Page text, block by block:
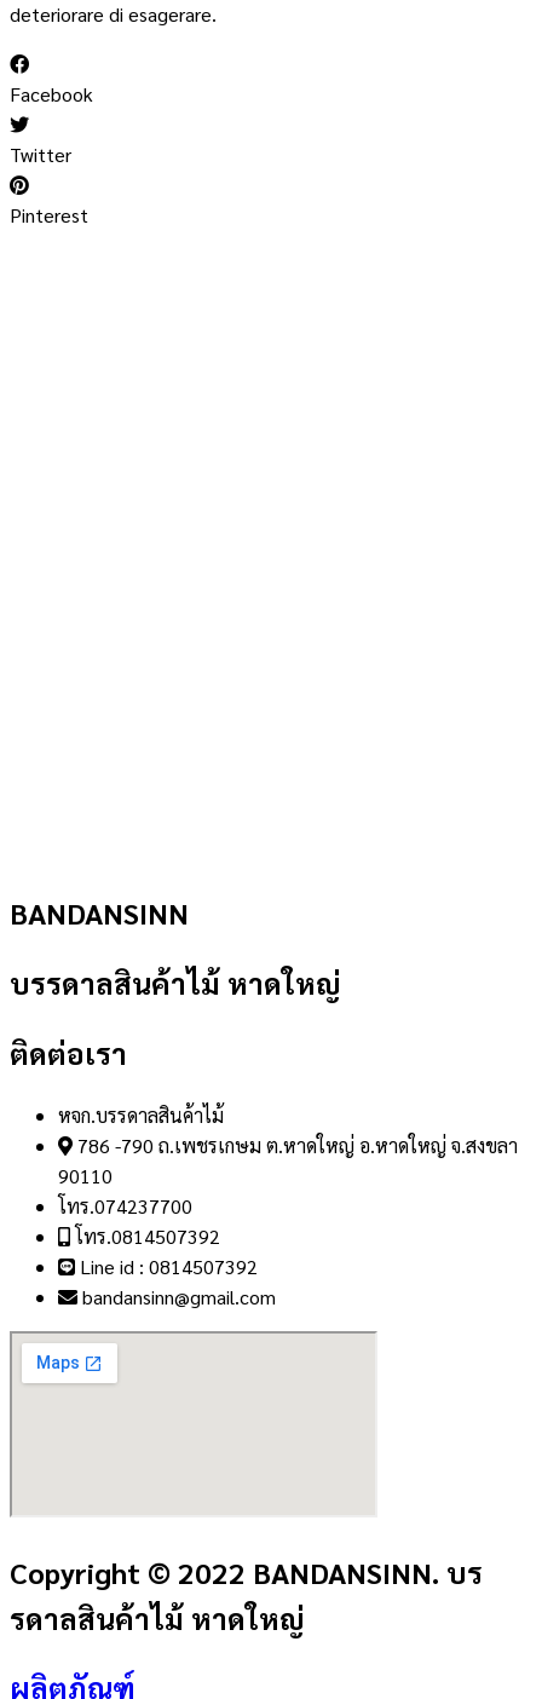
deteriorare di esagerare.
Facebook
Twitter
Pinterest
BANDANSINN
บรรดาลสินค้าไม้ หาดใหญ่
ติดต่อเรา
หจก.บรรดาลสินค้าไม้
786 -790 ถ.เพชรเกษม ต.หาดใหญ่ อ.หาดใหญ่ จ.สงขลา
90110
โทร.074237700
โทร.0814507392
Line id : 0814507392
bandansinn@gmail.com
Copyright © 2022 BANDANSINN. บร
รดาลสินค้าไม้ หาดใหญ่
ผลิตภัณฑ์